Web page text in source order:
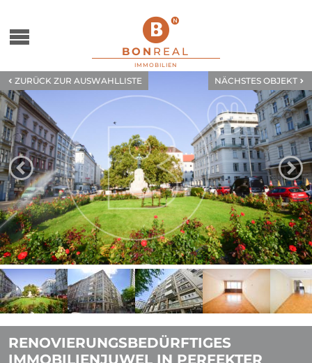
zum Menu springen
BON REAL
IMMOBILIEN
ZURÜCK ZUR AUSWAHLLISTE NÄCHSTES OBJEKT
ZUM
RENOVIERUNGSBEDÜRFTIGES
IMMOBILIENJUWEL IN PERFEKTER